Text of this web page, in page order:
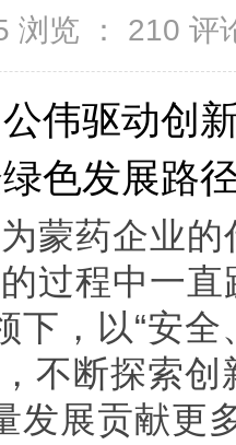
浏览 ： 210 评
伟驱动创
色发展路
蒙药企业
过程中一
下，以“安全
不断探索
发展贡献更